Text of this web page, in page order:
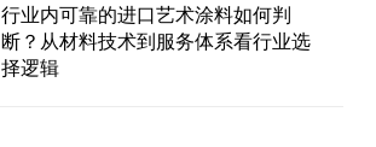
行业内可靠的进口艺术涂料如何判
断？从材料技术到服务体系看行业选
择逻辑